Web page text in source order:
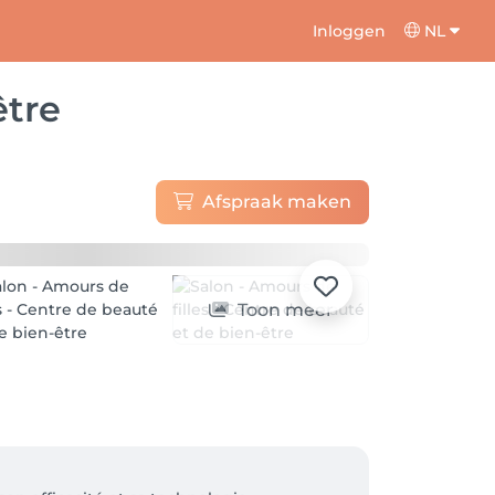
Inloggen NL
Afspraak maken
Toon meer